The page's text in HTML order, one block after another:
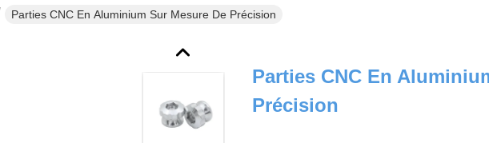
Parties CNC En Aluminium Sur Mesure De Précision
Parties CNC En
Précision